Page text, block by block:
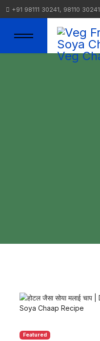
+91 98111 30241, 98110 30241
Featured